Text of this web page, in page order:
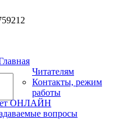
Читателям
Контакты, режим
работы
ОНЛАЙН
вопросы